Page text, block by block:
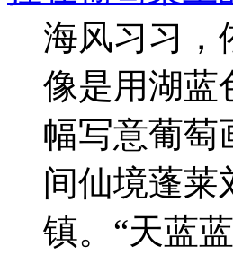
海风习习，
像是用湖蓝
幅写意葡萄
间仙境蓬莱
镇。“天蓝